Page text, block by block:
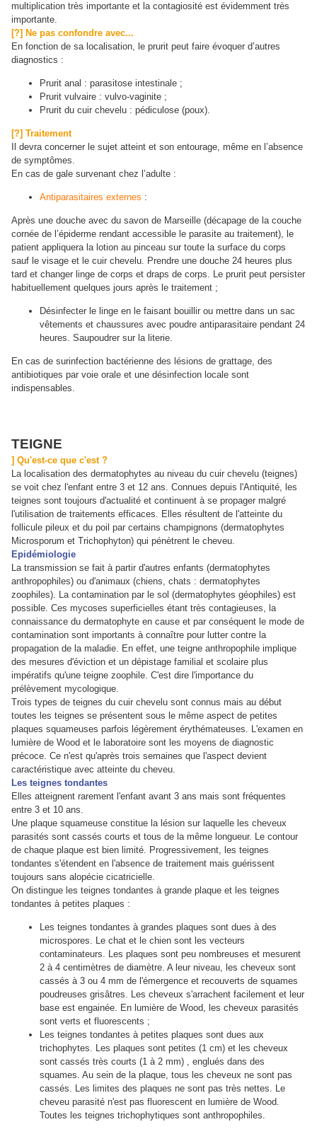
multiplication très importante et la contagiosité est évidemment très
importante.
[?] Ne pas confondre avec...
En fonction de sa localisation, le prurit peut faire évoquer d’autres
diagnostics :
Prurit anal : parasitose intestinale ;
Prurit vulvaire : vulvo-vaginite ;
Prurit du cuir chevelu : pédiculose (poux).
[?] Traitement
Il devra concerner le sujet atteint et son entourage, même en l’absence
de symptômes.
En cas de gale survenant chez l’adulte :
Antiparasitaires externes :
Après une douche avec du savon de Marseille (décapage de la couche
cornée de l’épiderme rendant accessible le parasite au traitement), le
patient appliquera la lotion au pinceau sur toute la surface du corps
sauf le visage et le cuir chevelu. Prendre une douche 24 heures plus
tard et changer linge de corps et draps de corps. Le prurit peut persister
habituellement quelques jours après le traitement ;
Désinfecter le linge en le faisant bouillir ou mettre dans un sac
vêtements et chaussures avec poudre antiparasitaire pendant 24
heures. Saupoudrer sur la literie.
En cas de surinfection bactérienne des lésions de grattage, des
antibiotiques par voie orale et une désinfection locale sont
indispensables.
TEIGNE
] Qu'est-ce que c'est ?
La localisation des dermatophytes au niveau du cuir chevelu (teignes)
se voit chez l'enfant entre 3 et 12 ans. Connues depuis l'Antiquité, les
teignes sont toujours d'actualité et continuent à se propager malgré
l'utilisation de traitements efficaces. Elles résultent de l'atteinte du
follicule pileux et du poil par certains champignons (dermatophytes
Microsporum et Trichophyton) qui pénètrent le cheveu.
Epidémiologie
La transmission se fait à partir d'autres enfants (dermatophytes
anthropophiles) ou d'animaux (chiens, chats : dermatophytes
zoophiles). La contamination par le sol (dermatophytes géophiles) est
possible. Ces mycoses superficielles étant très contagieuses, la
connaissance du dermatophyte en cause et par conséquent le mode de
contamination sont importants à connaître pour lutter contre la
propagation de la maladie. En effet, une teigne anthropophile implique
des mesures d'éviction et un dépistage familial et scolaire plus
impératifs qu'une teigne zoophile. C'est dire l'importance du
prélèvement mycologique.
Trois types de teignes du cuir chevelu sont connus mais au début
toutes les teignes se présentent sous le même aspect de petites
plaques squameuses parfois légèrement érythémateuses. L'examen en
lumière de Wood et le laboratoire sont les moyens de diagnostic
précoce. Ce n'est qu'après trois semaines que l'aspect devient
caractéristique avec atteinte du cheveu.
Les teignes tondantes
Elles atteignent rarement l'enfant avant 3 ans mais sont fréquentes
entre 3 et 10 ans.
Une plaque squameuse constitue la lésion sur laquelle les cheveux
parasités sont cassés courts et tous de la même longueur. Le contour
de chaque plaque est bien limité. Progressivement, les teignes
tondantes s'étendent en l'absence de traitement mais guérissent
toujours sans alopécie cicatricielle.
On distingue les teignes tondantes à grande plaque et les teignes
tondantes à petites plaques :
Les teignes tondantes à grandes plaques sont dues à des
microspores. Le chat et le chien sont les vecteurs
contaminateurs. Les plaques sont peu nombreuses et mesurent
2 à 4 centimètres de diamètre. A leur niveau, les cheveux sont
cassés à 3 ou 4 mm de l'émergence et recouverts de squames
poudreuses grisâtres. Les cheveux s'arrachent facilement et leur
base est engainée. En lumière de Wood, les cheveux parasités
sont verts et fluorescents ;
Les teignes tondantes à petites plaques sont dues aux
trichophytes. Les plaques sont petites (1 cm) et les cheveux
sont cassés très courts (1 à 2 mm) , englués dans des
squames. Au sein de la plaque, tous les cheveux ne sont pas
cassés. Les limites des plaques ne sont pas très nettes. Le
cheveu parasité n'est pas fluorescent en lumière de Wood.
Toutes les teignes trichophytiques sont anthropophiles.